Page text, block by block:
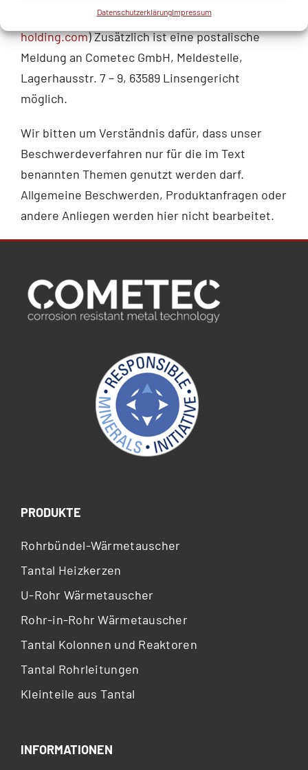
DatenschutzerklärungImpressum
GmbH gerichtet werden (compliance@tantalus-
holding.com) Zusätzlich ist eine postalische
Meldung an Cometec GmbH, Meldestelle,
Lagerhausstr. 7 – 9, 63589 Linsengericht
möglich.
Wir bitten um Verständnis dafür, dass unser
Beschwerdeverfahren nur für die im Text
benannten Themen genutzt werden darf.
Allgemeine Beschwerden, Produktanfragen oder
andere Anliegen werden hier nicht bearbeitet.
PRODUKTE
Rohrbündel-Wärmetauscher
Tantal Heizkerzen
U-Rohr Wärmetauscher
Rohr-in-Rohr Wärmetauscher
Tantal Kolonnen und Reaktoren
Tantal Rohrleitungen
Kleinteile aus Tantal
INFORMATIONEN